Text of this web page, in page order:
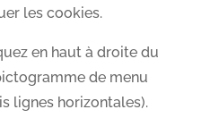
les cookies.
en haut à droite du
de menu
lignes horizontales).